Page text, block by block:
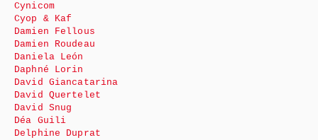
Cynicom
Cyop & Kaf
Damien Fellous
Damien Roudeau
Daniela León
Daphné Lorin
David Giancatarina
David Quertelet
David Snug
Déa Guili
Delphine Duprat